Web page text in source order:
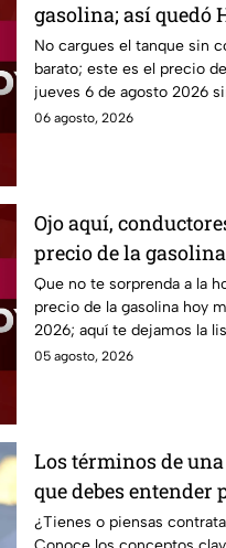
gasolina; así quedó
No cargues el tanque sin
barato; este es el precio
jueves 6 de agosto 2026
06 agosto, 2026
Ojo aquí,
precio de la
Que no te sorprenda a la
precio de la gasolina hoy
2026; aquí te dejamos la
estado.
05 agosto, 2026
Los términos de
que debes entender
¿Tienes o piensas